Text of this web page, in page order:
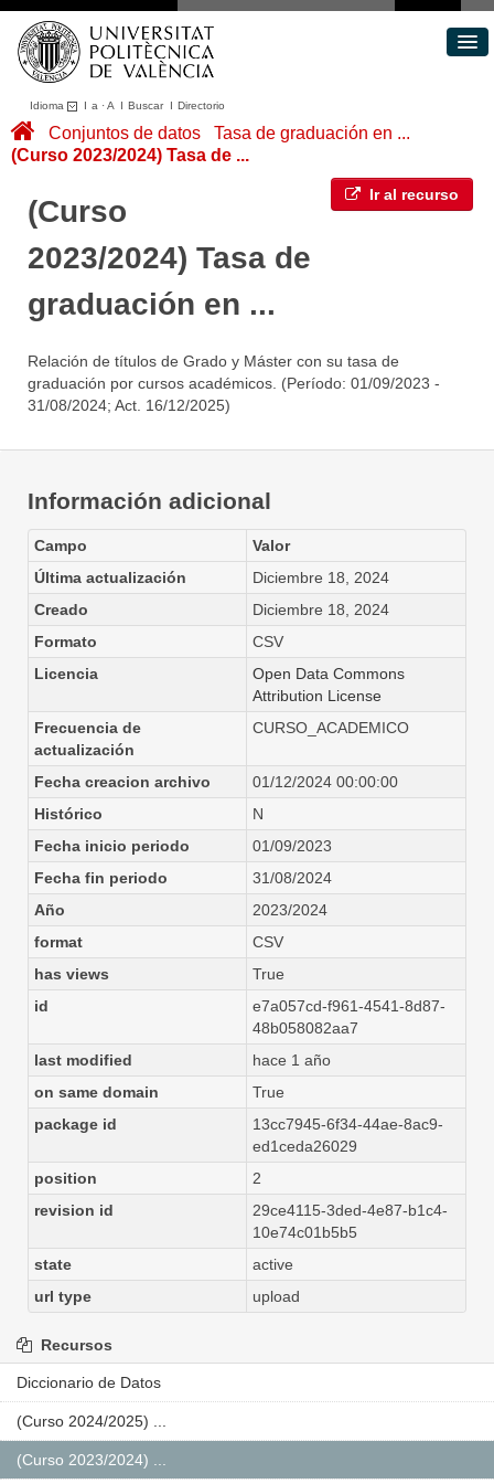
Idioma I a ·A I BuscarI Directorio
Conjuntos de datos
Áreas
Portal de Transparencia
Conjuntos de datos
Tasa de graduación en ...
(Curso 2023/2024) Tasa de ...
Ir al recurso
(Curso
2023/2024) Tasa de
graduación en ...
Relación de títulos de Grado y Máster con su tasa de
graduación por cursos académicos. (Período: 01/09/2023 -
31/08/2024; Act. 16/12/2025)
Información adicional
Campo
Valor
Última actualización
Diciembre 18, 2024
Creado
Diciembre 18, 2024
Formato
CSV
Licencia
Open Data Commons
Attribution License
Frecuencia de
actualización
CURSO_ACADEMICO
Fecha creacion archivo
01/12/2024 00:00:00
Histórico
N
Fecha inicio periodo
01/09/2023
Fecha fin periodo
31/08/2024
Año
2023/2024
format
CSV
has views
True
id
e7a057cd-f961-4541-8d87-
48b058082aa7
last modified
hace 1 año
on same domain
True
package id
13cc7945-6f34-44ae-8ac9-
ed1ceda26029
position
2
revision id
29ce4115-3ded-4e87-b1c4-
10e74c01b5b5
state
active
url type
upload
Recursos
Diccionario de Datos
(Curso 2024/2025) ...
(Curso 2023/2024) ...